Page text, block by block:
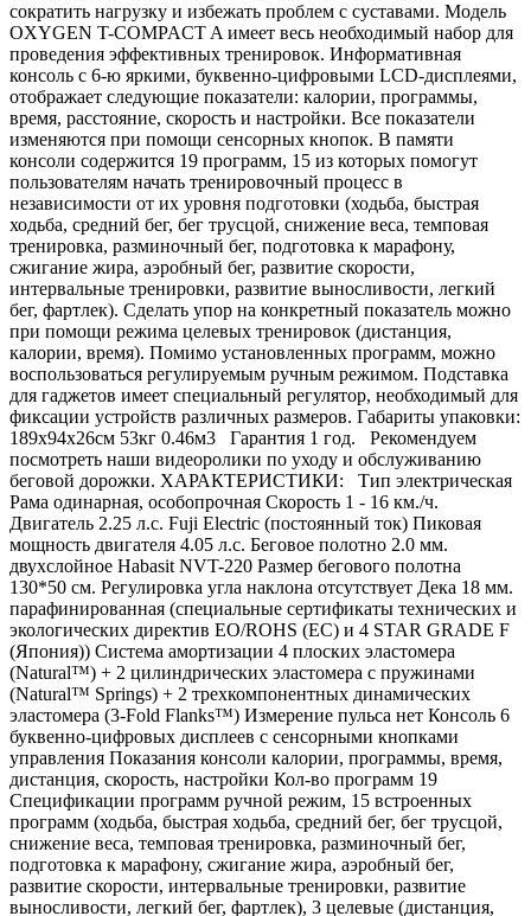
сократить нагрузку и избежать проблем с суставами. Модель
OXYGEN T-COMPACT A имеет весь необходимый набор для
проведения эффективных тренировок. Информативная
консоль с 6-ю яркими, буквенно-цифровыми LCD-дисплеями,
отображает следующие показатели: калории, программы,
время, расстояние, скорость и настройки. Все показатели
изменяются при помощи сенсорных кнопок. В памяти
консоли содержится 19 программ, 15 из которых помогут
пользователям начать тренировочный процесс в
независимости от их уровня подготовки (ходьба, быстрая
ходьба, средний бег, бег трусцой, снижение веса, темповая
тренировка, разминочный бег, подготовка к марафону,
сжигание жира, аэробный бег, развитие скорости,
интервальные тренировки, развитие выносливости, легкий
бег, фартлек). Сделать упор на конкретный показатель можно
при помощи режима целевых тренировок (дистанция,
калории, время). Помимо установленных программ, можно
воспользоваться регулируемым ручным режимом. Подставка
для гаджетов имеет специальный регулятор, необходимый для
фиксации устройств различных размеров. Габариты упаковки:
189х94х26см 53кг 0.46м3 Гарантия 1 год. Рекомендуем
посмотреть наши видеоролики по уходу и обслуживанию
беговой дорожки. ХАРАКТЕРИСТИКИ: Тип электрическая
Рама одинарная, особопрочная Скорость 1 - 16 км./ч.
Двигатель 2.25 л.с. Fuji Electric (постоянный ток) Пиковая
мощность двигателя 4.05 л.с. Беговое полотно 2.0 мм.
двухслойное Habasit NVT-220 Размер бегового полотна
130*50 см. Регулировка угла наклона отсутствует Дека 18 мм.
парафинированная (специальные сертификаты технических и
экологических директив EO/ROHS (ЕС) и 4 STAR GRADE F
(Япония)) Система амортизации 4 плоских эластомера
(Natural™) + 2 цилиндрических эластомера с пружинами
(Natural™ Springs) + 2 трехкомпонентных динамических
эластомера (3-Fold Flanks™) Измерение пульса нет Консоль 6
буквенно-цифровых дисплеев с сенсорными кнопками
управления Показания консоли калории, программы, время,
дистанция, скорость, настройки Кол-во программ 19
Спецификации программ ручной режим, 15 встроенных
программ (ходьба, быстрая ходьба, средний бег, бег трусцой,
снижение веса, темповая тренировка, разминочный бег,
подготовка к марафону, сжигание жира, аэробный бег,
развитие скорости, интервальные тренировки, развитие
выносливости, легкий бег, фартлек), 3 целевые (дистанция,